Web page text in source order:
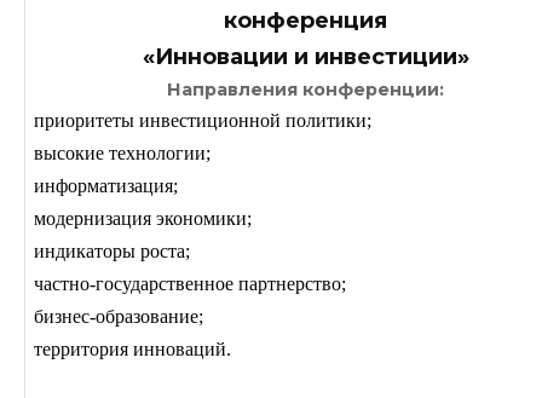
конференция
«Инновации и инвестиции»
Направления конференции:
приоритеты инвестиционной политики;
высокие технологии;
информатизация;
модернизация экономики;
индикаторы роста;
частно-государственное партнерство;
бизнес-образование;
территория инноваций.